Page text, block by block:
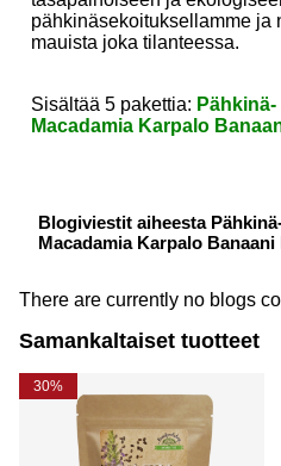
pähkinäsekoituksellamme ja
mauista joka tilanteessa.
Sisältää 5 pakettia:
Macadamia Karpalo
Blogiviestit aiheesta
Macadamia Karpalo
There are currently no blogs
Samankaltaiset tuotteet
30%